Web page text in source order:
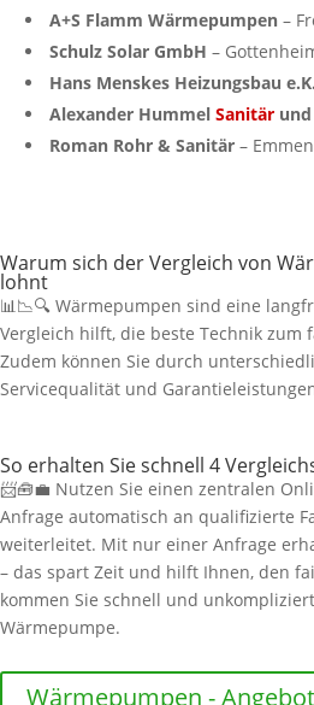
A+S Flamm Wärmepumpen –
Schulz Solar GmbH –
Hans Menskes Heizungsbau e.K.
Alexander Hummel Sanitär und
Roman Rohr & Sanitär –
Warum sich der Vergleich von
lohnt
📊📉🔍 Wärmepumpen sind eine
Vergleich hilft, die beste Technik zum
Zudem können Sie durch
Servicequalität und
So erhalten Sie schnell 4
📨🧰💼 Nutzen Sie einen zentralen
Anfrage automatisch an qualifizierte
weiterleitet. Mit nur einer Anfrage
– das spart Zeit und hilft Ihnen, den
kommen Sie schnell und
Wärmepumpe.
Wärmepumpen -